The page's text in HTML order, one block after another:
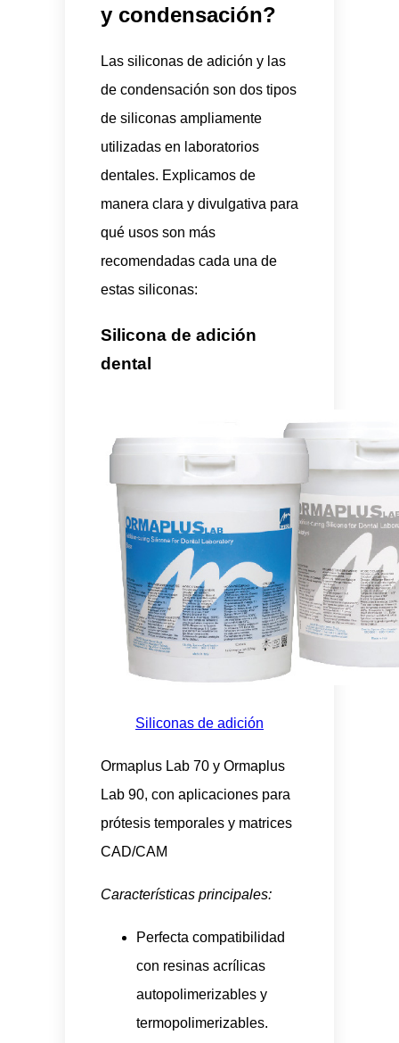
y condensación?
Las siliconas de adición y las
de condensación son dos tipos
de siliconas ampliamente
utilizadas en laboratorios
dentales. Explicamos de
manera clara y divulgativa para
qué usos son más
recomendadas cada una de
estas siliconas:
Silicona de adición
dental
Siliconas de adición
Ormaplus Lab 70 y Ormaplus
Lab 90, con aplicaciones para
prótesis temporales y matrices
CAD/CAM
Características principales:
Perfecta compatibilidad
con resinas acrílicas
autopolimerizables y
termopolimerizables.